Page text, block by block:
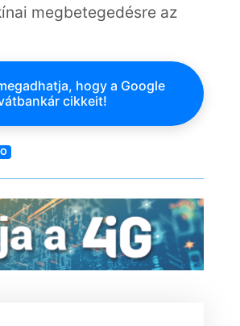
megbetegedésre az
hogy a Google
cikkeit!